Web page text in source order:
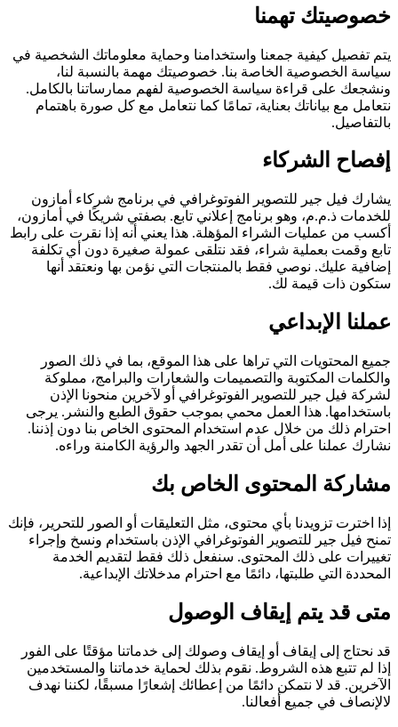
خصوصيتك تهمنا
يتم تفصيل كيفية جمعنا واستخدامنا وحماية معلوماتك الشخصية في
سياسة الخصوصية الخاصة بنا. خصوصيتك مهمة بالنسبة لنا،
ونشجعك على قراءة سياسة الخصوصية لفهم ممارساتنا بالكامل.
نتعامل مع بياناتك بعناية، تمامًا كما نتعامل مع كل صورة باهتمام
بالتفاصيل.
إفصاح الشركاء
يشارك فيل جير للتصوير الفوتوغرافي في برنامج شركاء أمازون
للخدمات ذ.م.م، وهو برنامج إعلاني تابع. بصفتي شريكًا في أمازون،
أكسب من عمليات الشراء المؤهلة. هذا يعني أنه إذا نقرت على رابط
تابع وقمت بعملية شراء، فقد نتلقى عمولة صغيرة دون أي تكلفة
إضافية عليك. نوصي فقط بالمنتجات التي نؤمن بها ونعتقد أنها
ستكون ذات قيمة لك.
عملنا الإبداعي
جميع المحتويات التي تراها على هذا الموقع، بما في ذلك الصور
والكلمات المكتوبة والتصميمات والشعارات والبرامج، مملوكة
لشركة فيل جير للتصوير الفوتوغرافي أو لآخرين منحونا الإذن
باستخدامها. هذا العمل محمي بموجب حقوق الطبع والنشر. يرجى
احترام ذلك من خلال عدم استخدام المحتوى الخاص بنا دون إذننا.
نشارك عملنا على أمل أن تقدر الجهد والرؤية الكامنة وراءه.
مشاركة المحتوى الخاص بك
إذا اخترت تزويدنا بأي محتوى، مثل التعليقات أو الصور للتحرير، فإنك
تمنح فيل جير للتصوير الفوتوغرافي الإذن باستخدام ونسخ وإجراء
تغييرات على ذلك المحتوى. سنفعل ذلك فقط لتقديم الخدمة
المحددة التي طلبتها، دائمًا مع احترام مدخلاتك الإبداعية.
متى قد يتم إيقاف الوصول
قد نحتاج إلى إيقاف أو إيقاف وصولك إلى خدماتنا مؤقتًا على الفور
إذا لم تتبع هذه الشروط. نقوم بذلك لحماية خدماتنا والمستخدمين
الآخرين. قد لا نتمكن دائمًا من إعطائك إشعارًا مسبقًا، لكننا نهدف
لالإنصاف في جميع أفعالنا.